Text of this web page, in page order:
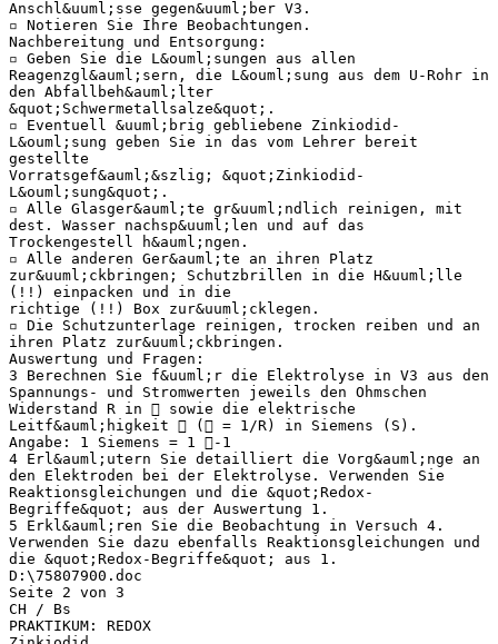
Anschl&uuml;sse gegen&uuml;ber V3.
▫ Notieren Sie Ihre Beobachtungen.
Nachbereitung und Entsorgung:
▫ Geben Sie die L&ouml;sungen aus allen
Reagenzgl&auml;sern, die L&ouml;sung aus dem U-Rohr in
den Abfallbeh&auml;lter
&quot;Schwermetallsalze&quot;.
▫ Eventuell &uuml;brig gebliebene Zinkiodid-
L&ouml;sung geben Sie in das vom Lehrer bereit
gestellte
Vorratsgef&auml;&szlig; &quot;Zinkiodid-
L&ouml;sung&quot;.
▫ Alle Glasger&auml;te gr&uuml;ndlich reinigen, mit
dest. Wasser nachsp&uuml;len und auf das
Trockengestell h&auml;ngen.
▫ Alle anderen Ger&auml;te an ihren Platz
zur&uuml;ckbringen; Schutzbrillen in die H&uuml;lle
(!!) einpacken und in die
richtige (!!) Box zur&uuml;cklegen.
▫ Die Schutzunterlage reinigen, trocken reiben und an
ihren Platz zur&uuml;ckbringen.
Auswertung und Fragen:
3 Berechnen Sie f&uuml;r die Elektrolyse in V3 aus den
Spannungs- und Stromwerten jeweils den Ohmschen
Widerstand R in  sowie die elektrische
Leitf&auml;higkeit  ( = 1/R) in Siemens (S).
Angabe: 1 Siemens = 1 -1
4 Erl&auml;utern Sie detailliert die Vorg&auml;nge an
den Elektroden bei der Elektrolyse. Verwenden Sie
Reaktionsgleichungen und die &quot;Redox-
Begriffe&quot; aus der Auswertung 1.
5 Erkl&auml;ren Sie die Beobachtung in Versuch 4.
Verwenden Sie dazu ebenfalls Reaktionsgleichungen und
die &quot;Redox-Begriffe&quot; aus 1.
D:\75807900.doc
Seite 2 von 3
CH / Bs
PRAKTIKUM: REDOX